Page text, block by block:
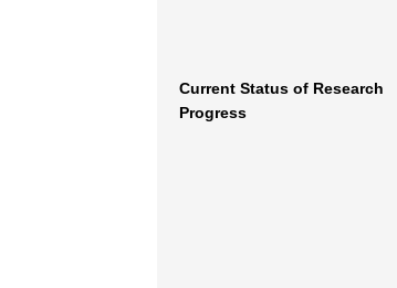
Current Status of Research
Progress